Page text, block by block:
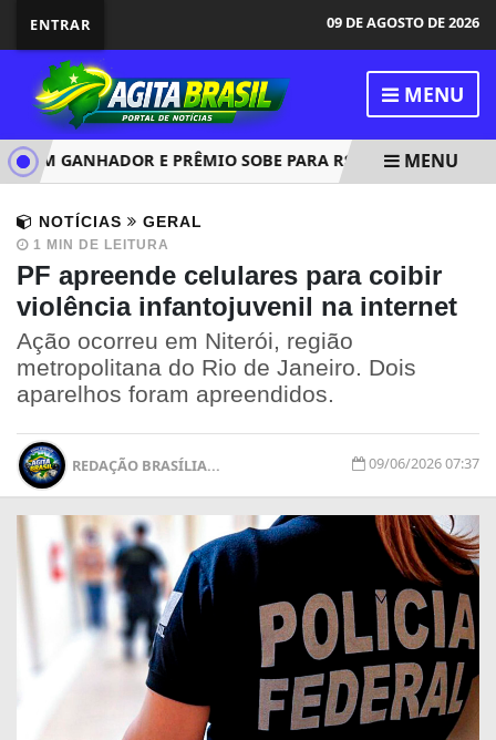
ENTRAR 09 DE AGOSTO DE 2026
MENU
GANHADOR E PRÊMIO SOBE PARA R$ 150 MILHÕES
MENU
NOTÍCIAS GERAL
1 MIN DE LEITURA
PF apreende celulares para coibir
violência infantojuvenil na internet
Ação ocorreu em Niterói, região
metropolitana do Rio de Janeiro. Dois
aparelhos foram apreendidos.
REDAÇÃO BRASÍLIA... 09/06/2026 07:37